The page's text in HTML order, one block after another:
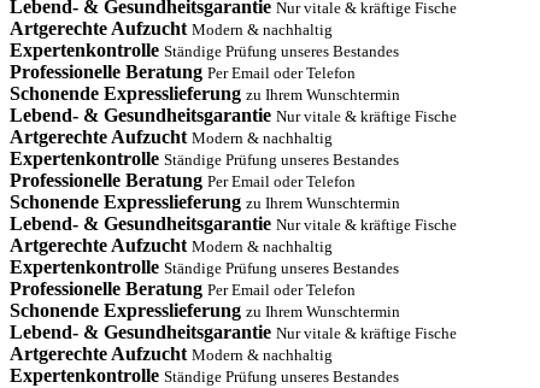
Lebend- & Gesundheitsgarantie Nur vitale & kräftige Fische
Artgerechte Aufzucht Modern & nachhaltig
Expertenkontrolle Ständige Prüfung unseres Bestandes
Professionelle Beratung Per Email oder Telefon
Schonende Expresslieferung zu Ihrem Wunschtermin
Lebend- & Gesundheitsgarantie Nur vitale & kräftige Fische
Artgerechte Aufzucht Modern & nachhaltig
Expertenkontrolle Ständige Prüfung unseres Bestandes
Professionelle Beratung Per Email oder Telefon
Schonende Expresslieferung zu Ihrem Wunschtermin
Lebend- & Gesundheitsgarantie Nur vitale & kräftige Fische
Artgerechte Aufzucht Modern & nachhaltig
Expertenkontrolle Ständige Prüfung unseres Bestandes
Professionelle Beratung Per Email oder Telefon
Schonende Expresslieferung zu Ihrem Wunschtermin
Lebend- & Gesundheitsgarantie Nur vitale & kräftige Fische
Artgerechte Aufzucht Modern & nachhaltig
Expertenkontrolle Ständige Prüfung unseres Bestandes